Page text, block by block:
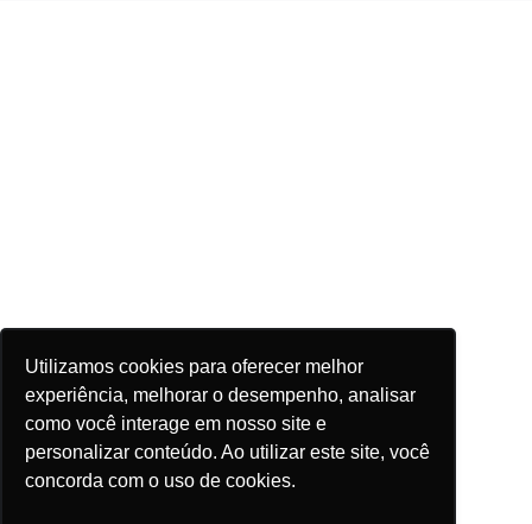
Utilizamos cookies para oferecer melhor
experiência, melhorar o desempenho, analisar
como você interage em nosso site e
personalizar conteúdo. Ao utilizar este site, você
concorda com o uso de cookies.